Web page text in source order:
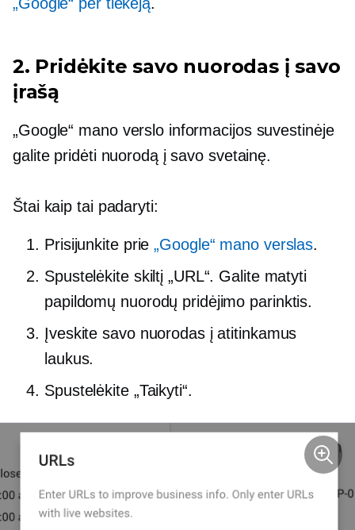
2. Pridėkite savo nuorodas į savo
įrašą
„Google“ mano verslo informacijos suvestinėje
galite pridėti nuorodą į savo svetainę.
Štai kaip tai padaryti:
Prisijunkite prie„Google“ mano verslas.
Spustelėkite skiltį „URL“. Galite matyti
papildomų nuorodų pridėjimo parinktis.
Įveskite savo nuorodas į atitinkamus
laukus.
Spustelėkite „Taikyti“.